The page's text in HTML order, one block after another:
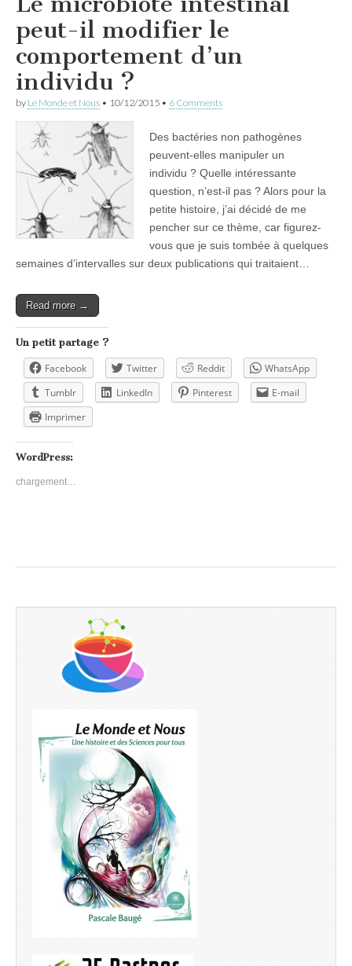
peut-il modifier le
comportement d’un
individu ?
by Le Monde et Nous • 10/12/2015 • 6 Comments
Des bactéries non pathogènes
peuvent-elles manipuler un
individu ? Quelle intéressante
question, n’est-il pas ? Alors pour la
petite histoire, j’ai décidé de me
pencher sur ce thème, car figurez-
vous que je suis tombée à quelques
semaines d’intervalles sur deux publications qui traitaient…
Read more →
Un petit partage ?
Facebook Twitter Reddit
WhatsApp
Tumblr
LinkedIn Pinterest
E-mail
Imprimer
WordPress:
chargement…